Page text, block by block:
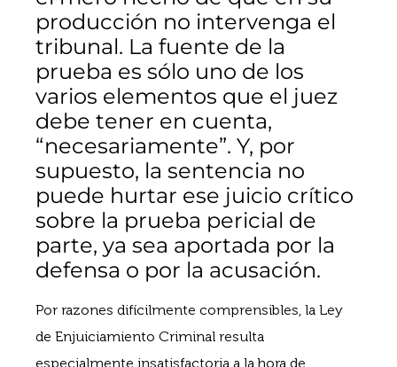
producción no intervenga el
tribunal. La fuente de la
prueba es sólo uno de los
varios elementos que el juez
debe tener en cuenta,
“necesariamente”. Y, por
supuesto, la sentencia no
puede hurtar ese juicio crítico
sobre la prueba pericial de
parte, ya sea aportada por la
defensa o por la acusación.
Por razones difícilmente comprensibles, la Ley
de Enjuiciamiento Criminal resulta
especialmente insatisfactoria a la hora de